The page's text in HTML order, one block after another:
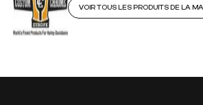
VOIR TOUS LES PRODUITS DE LA